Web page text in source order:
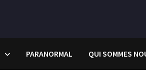
PARANORMAL QUI SOMMES